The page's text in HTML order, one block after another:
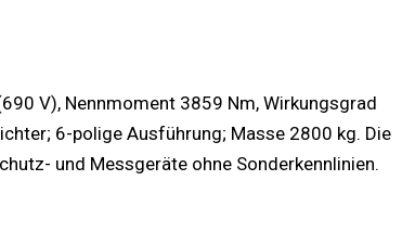
V), Nennmoment 3859 Nm, Wirkungsgrad
6-polige Ausführung; Masse 2800 kg. Die
und Messgeräte ohne Sonderkennlinien.